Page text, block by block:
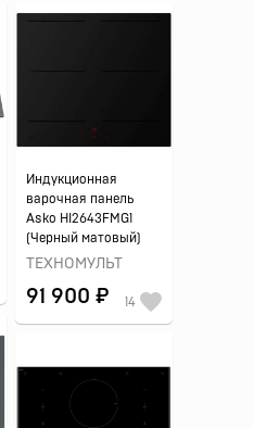
Индукционная
варочная панель
Asko HI2643FMG1
(Черный матовый)
ТЕХНОМУЛЬТ
91 900 ₽ 14